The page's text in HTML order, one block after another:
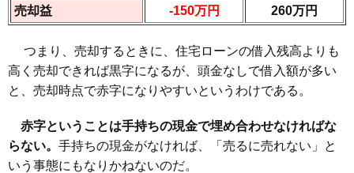
売却益
-150万円 260万円
つまり、売却するときに、住宅ローンの借入残高よりも
高く売却できれば黒字になるが、頭金なしで借入額が多い
と、売却時点で赤字になりやすいというわけである。
赤字ということは手持ちの現金で埋め合わせなければな
らない。 手持ちの現金がなければ、「売るに売れない」と
いう事態にもなりかねないのだ。